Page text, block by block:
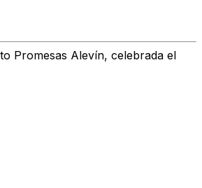
Promesas Alevín, celebrada el